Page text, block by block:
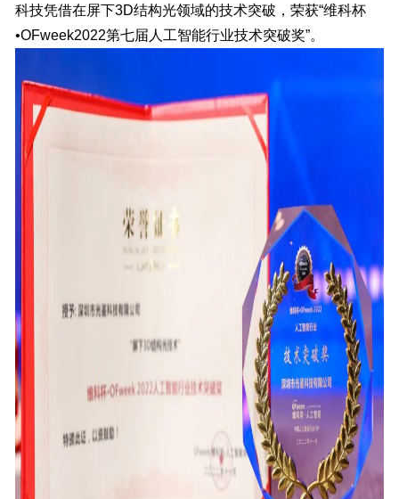
科技凭借在屏下3D结构光领域的技术突破，荣获“维科杯
•OFweek2022第七届人工智能行业技术突破奖”。